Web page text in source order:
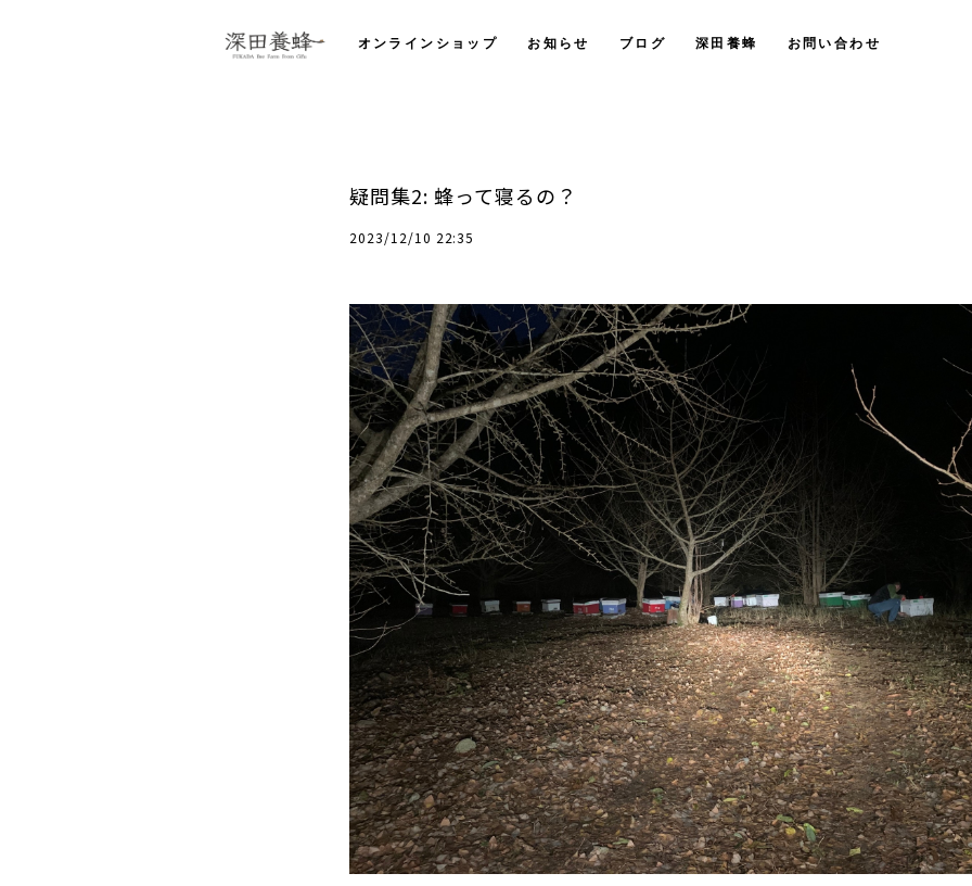
オンラインショップ お知らせ ブログ 深田養蜂 お問い合わせ
疑問集2: 蜂って寝るの？
2023/12/10 22:35